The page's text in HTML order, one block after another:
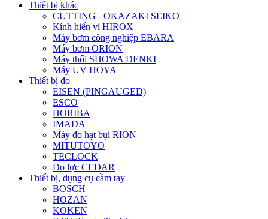
Thiết bị khác
CUTTING - OKAZAKI SEIKO
Kính hiển vi HIROX
Máy bơm công nghiệp EBARA
Máy bơm ORION
Máy thổi SHOWA DENKI
Máy UV HOYA
Thiết bị đo
EISEN (PINGAUGED)
ESCO
HORIBA
IMADA
Máy đo hạt bụi RION
MITUTOYO
TECLOCK
Đo lực CEDAR
Thiết bị, dụng cụ cầm tay
BOSCH
HOZAN
KOKEN